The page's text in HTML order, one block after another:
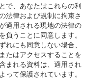
で、あなたはこれらの利
法律および規制に拘束さ
適用される現地の法律の
負うことに同意します。
れにも同意しない場合、
たはアクセスすることを
まれる資料は、適用され
って保護されています。